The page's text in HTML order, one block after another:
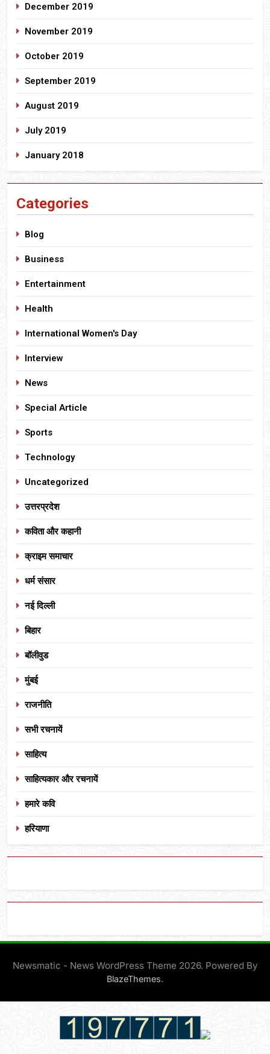
December 2019
November 2019
October 2019
September 2019
August 2019
July 2019
January 2018
Categories
Blog
Business
Entertainment
Health
International Women's Day
Interview
News
Special Article
Sports
Technology
Uncategorized
उत्तरप्रदेश
कविता और कहानी
क्राइम समाचार
धर्म संसार
नई दिल्ली
बिहार
बॉलीवुड
मुंबई
राजनीति
सभी रचनायें
साहित्य
साहित्यकार और रचनायें
हमारे कवि
हरियाणा
Newsmatic - News WordPress Theme 2026. Powered By
BlazeThemes.